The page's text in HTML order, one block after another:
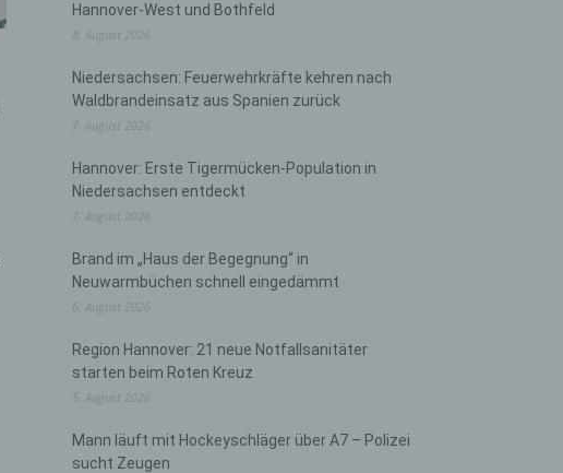
Hannover-West und Bothfeld
8. August 2026
Niedersachsen: Feuerwehrkräfte kehren nach
Waldbrandeinsatz aus Spanien zurück
7. August 2026
Hannover: Erste Tigermücken-Population in
Niedersachsen entdeckt
7. August 2026
Brand im „Haus der Begegnung“ in
Neuwarmbüchen schnell eingedämmt
6. August 2026
Region Hannover: 21 neue Notfallsanitäter
starten beim Roten Kreuz
5. August 2026
Mann läuft mit Hockeyschläger über A7 – Polizei
sucht Zeugen